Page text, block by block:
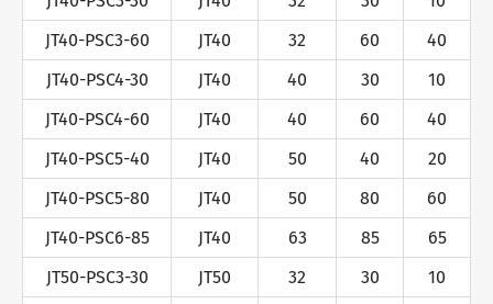
JT40-PSC3-60
JT40 32 60
40
JT40-PSC4-30
JT40 40 30
10
JT40-PSC4-60
JT40 40 60
40
JT40-PSC5-40
JT40 50 40
20
JT40-PSC5-80
JT40 50 80
60
JT40-PSC6-85
JT40 63 85
65
JT50-PSC3-30
JT50 32 30
10